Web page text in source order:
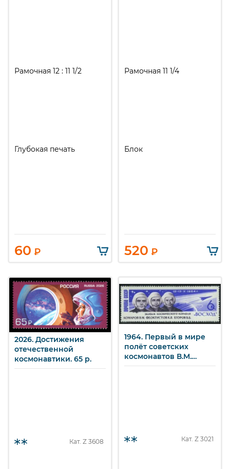
Рамочная 12 : 11 1/2
Глубокая печать
60 ₽
Рамочная 11 1/4
Блок
520 ₽
2026. Достижения
отечественной
космонавтики. 65 р.
Кат. Z 3608
1964. Первый в мире
полёт советских
космонавтов В.М.
Комарова, к.П.
Кат. Z 3021